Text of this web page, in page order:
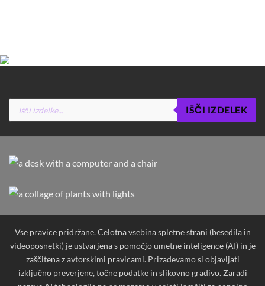
Products
search
IŠČI IZDELEK
Vse pravice pridržane. Celotna vsebina spletne strani (besedila in
videoposnetki) je ustvarjena s pomočjo umetne inteligence (AI) in je
zaščitena z avtorskimi pravicami. Prizadevamo si objavljati
izključno preverjene, točne podatke in slikovno gradivo. Zaradi